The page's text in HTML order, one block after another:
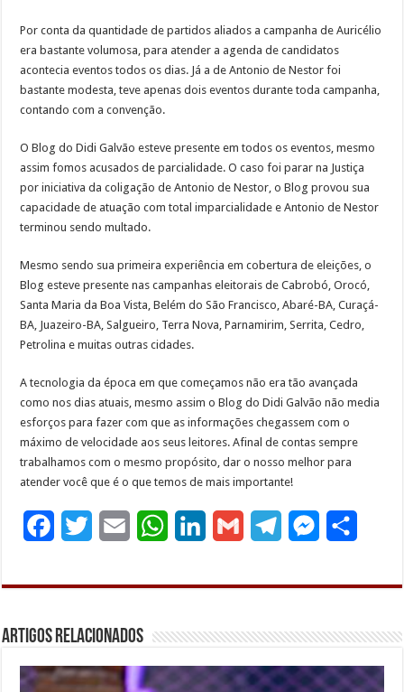
Por conta da quantidade de partidos aliados a campanha de Auricélio
era bastante volumosa, para atender a agenda de candidatos
acontecia eventos todos os dias. Já a de Antonio de Nestor foi
bastante modesta, teve apenas dois eventos durante toda campanha,
contando com a convenção.
O Blog do Didi Galvão esteve presente em todos os eventos, mesmo
assim fomos acusados de parcialidade. O caso foi parar na Justiça
por iniciativa da coligação de Antonio de Nestor, o Blog provou sua
capacidade de atuação com total imparcialidade e Antonio de Nestor
terminou sendo multado.
Mesmo sendo sua primeira experiência em cobertura de eleições, o
Blog esteve presente nas campanhas eleitorais de Cabrobó, Orocó,
Santa Maria da Boa Vista, Belém do São Francisco, Abaré-BA, Curaçá-
BA, Juazeiro-BA, Salgueiro, Terra Nova, Parnamirim, Serrita, Cedro,
Petrolina e muitas outras cidades.
A tecnologia da época em que começamos não era tão avançada
como nos dias atuais, mesmo assim o Blog do Didi Galvão não media
esforços para fazer com que as informações chegassem com o
máximo de velocidade aos seus leitores. Afinal de contas sempre
trabalhamos com o mesmo propósito, dar o nosso melhor para
atender você que é o que temos de mais importante!
c
b
o
i
t
e
a
l
W
a
s
n
e
d
a
l
l
g
r
M
s
e
n
a
e
Artigos Relacionados